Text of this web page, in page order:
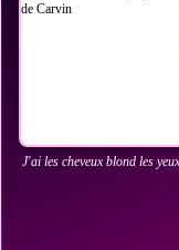
J'ai les cheveux blond les